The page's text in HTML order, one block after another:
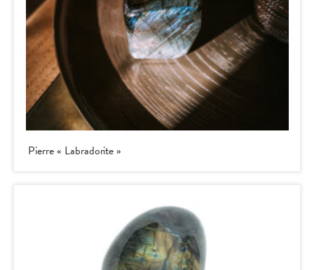
Pierre « Labradorite »